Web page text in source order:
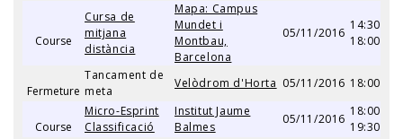
Course
Cursa de
mitjana
distància
Mapa: Campus
Mundet i
Montbau,
Barcelona
05/11/2016
14:30
18:00
Fermeture
Tancament de
meta
Velòdrom d'Horta 05/11/2016 18:00
Course
Micro-Esprint
Classificació
Institut Jaume
Balmes
05/11/2016
18:00
19:30